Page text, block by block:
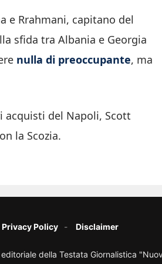
e Rrahmani, capitano del
sfida tra Albania e Georgia
nulla di preoccupante, ma
acquisti del Napoli, Scott
la Scozia.
Privacy Policy Disclaimer
della Testata Giornalistica